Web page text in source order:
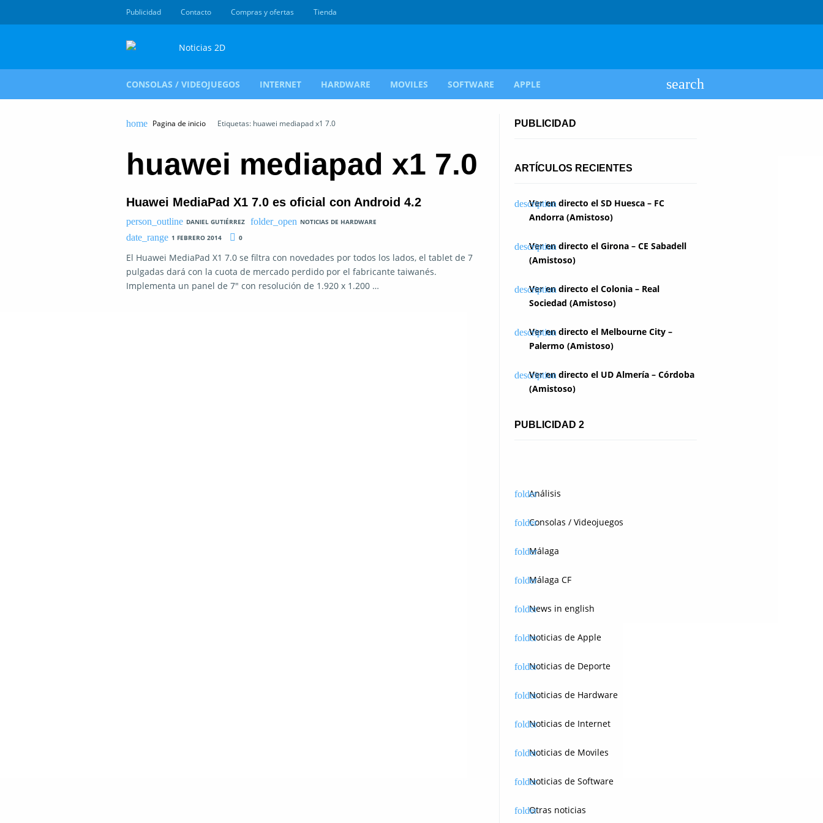
Publicidad Contacto Compras y ofertas Tienda
CONSOLAS / VIDEOJUEGOS INTERNET HARDWARE MOVILES SOFTWARE APPLE
Pagina de inicio Etiquetas: huawei mediapad x1 7.0
huawei mediapad x1 7.0
Huawei MediaPad X1 7.0 es oficial con Android 4.2
DANIEL GUTIÉRREZ
NOTICIAS DE HARDWARE
1 FEBRERO 2014
0
El Huawei MediaPad X1 7.0 se filtra con novedades por todos los lados, el tablet de 7
pulgadas dará con la cuota de mercado perdido por el fabricante taiwanés.
Implementa un panel de 7″ con resolución de 1.920 x 1.200 …
PUBLICIDAD
ARTÍCULOS RECIENTES
Ver en directo el SD Huesca – FC
Andorra (Amistoso)
Ver en directo el Girona – CE Sabadell
(Amistoso)
Ver en directo el Colonia – Real
Sociedad (Amistoso)
Ver en directo el Melbourne City –
Palermo (Amistoso)
Ver en directo el UD Almería – Córdoba
(Amistoso)
PUBLICIDAD 2
Análisis
Consolas / Videojuegos
Málaga
Málaga CF
News in english
Noticias de Apple
Noticias de Deporte
Noticias de Hardware
Noticias de Internet
Noticias de Moviles
Noticias de Software
Otras noticias